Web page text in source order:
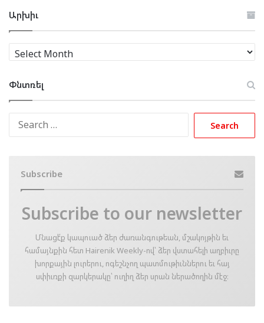
Արխիւ
Արխիւ
Փնտռել
Subscribe
Subscribe to our newsletter
Մնացէ՛ք կապուած ձեր ժառանգութեան, մշակոյթին եւ
համայնքին հետ Hairenik Weekly-ով՝ ձեր վստահելի աղբիւրը
խորքային լուրերու, ոգեշնչող պատմութիւններու եւ հայ
սփիւռքի զարկերակը՝ ուղիղ ձեր սրան ներածողին մէջ։